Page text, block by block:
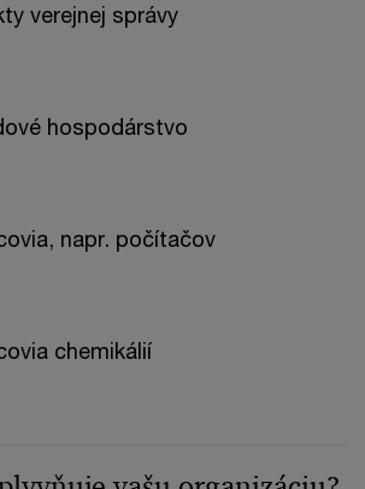
verejnej správy
hospodárstvo
napr. počítačov
chemikálií